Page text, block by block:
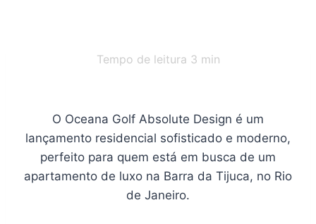
Tempo de leitura 3 min
O Oceana Golf Absolute Design é um
lançamento residencial sofisticado e moderno,
perfeito para quem está em busca de um
apartamento de luxo na Barra da Tijuca, no Rio
de Janeiro.